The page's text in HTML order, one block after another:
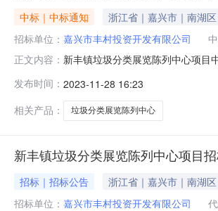
中标｜中标通知 浙江省｜嘉兴市｜南湖区
招标单位： 嘉兴市丰村投资开发有限公司
正文内容： 新丰镇垃圾分类展览陈列中心项目
称新丰镇垃圾分类展览陈列中心项
720628元企业资质具有展览陈列工程
发布时间： 2023-11-28 16:23
相关产品：
垃圾分类展览陈列中心
新丰镇垃圾分类展览陈列中心项目
招标｜招标公告 浙江省｜嘉兴市｜南湖区
招标单位： 嘉兴市丰村投资开发有限公司